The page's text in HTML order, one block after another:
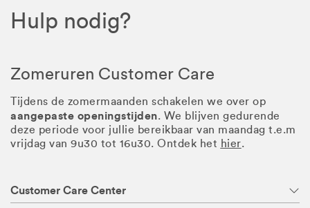
Hulp nodig?
Zomeruren Customer Care
Tijdens de zomermaanden schakelen we over op
aangepaste openingstijden. We blijven gedurende
deze periode voor jullie bereikbaar van maandag t.e.m
vrijdag van 9u30 tot 16u30. Ontdek het hier.
Customer Care Center